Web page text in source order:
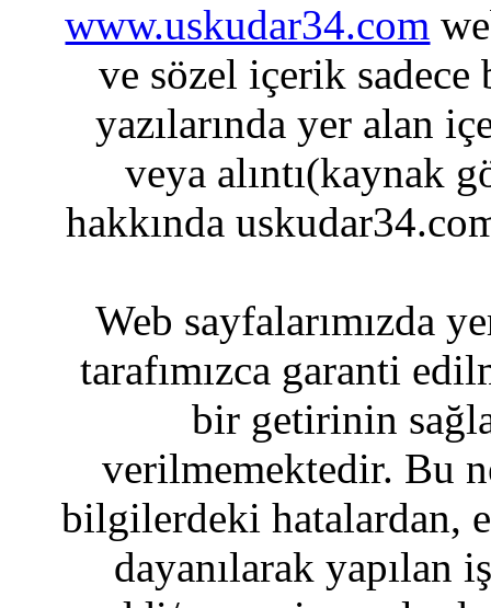
www.uskudar34.com
ve sözel içerik sadece
yazılarında yer alan
veya alıntı(kaynak
hakkında
Web sayfalarımızda
tarafımızca garanti
bir getirinin
verilmemektedir. Bu
bilgilerdeki hatalardan,
dayanılarak yapılan